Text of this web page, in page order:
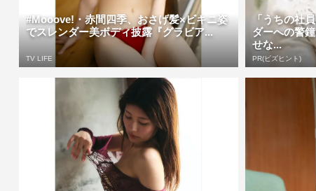
#Mooove!・赤間四季、おさげ髪×ビキニ姿
でスレンダー美ボディ披露『グラビア...
TV LIFE
「うちの社
ダーへの警
せな...
PR(ビズヒント)